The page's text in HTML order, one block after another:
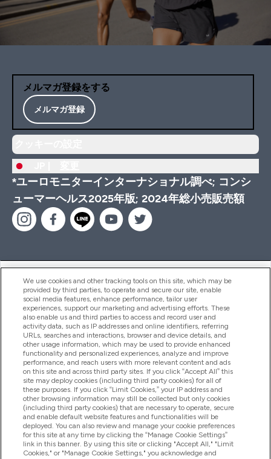
メルマガ登録をする
メルマガ登録
*ユーロモニターインターナショナル調べ; コンシ
ューマーヘルス2025年版; 2024年総小売販売額
ヘルプ＆ガイド
商品について
会社概要
特典＆ポイント
2026 The Hut.com Ltd
We use cookies and other tracking tools on this site, which may be
provided by third parties, to operate and secure our site, enable
social media features, enhance performance, tailor user
experiences, support our marketing and advertising efforts. These
also enable us and third parties to access and record user and
activity data, such as IP addresses and online identifiers, referring
URLs, searches and interactions, browser and device details, and
other usage information, which may be used to provide enhanced
functionality and personalized experiences, analyze and improve
performance, and reach users with more relevant content and ads
on this site and across third party sites. If you click “Accept All” this
site may deploy cookies (including third party cookies) for all of
these purposes. If you click “Limit Cookies,” your IP address and
other browsing information may still be collected but only cookies
(including third party cookies) that are necessary to operate, secure
and enable default website features and functionalities will be
deployed. You can also review and manage your cookie preferences
for this site at any time by clicking the “Manage Cookie Settings”
link in this banner. By using this site or clicking "Accept All," "Limit
Cookies," or "Manage Cookie Settings," you acknowledge and